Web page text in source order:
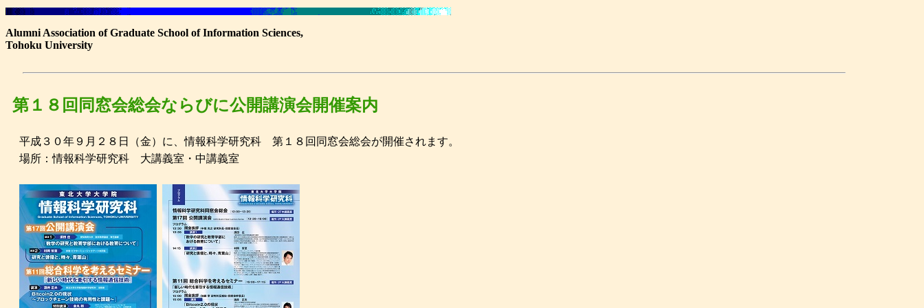
Alumni Association of Graduate School of Information Sciences,
Tohoku University
第１８回同窓会総会ならびに公開講演会開催案内
平成３０年９月２８日（金）に、情報科学研究科 第１８回同窓会総会が開催されます。
場所：情報科学研究科 大講義室・中講義室